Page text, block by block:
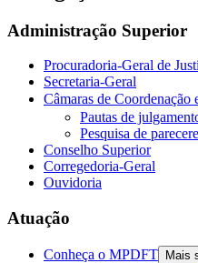
screen
help
navigate
interact
content.
Administração Superior
Procuradoria-Geral de
Secretaria-Geral
Câmaras de Coordenação
Pautas de
Pesquisa de
Conselho Superior
Corregedoria-Geral
Ouvidoria
Atuação
Conheça o MPDFT Mais